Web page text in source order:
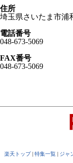
住所
埼玉県さいたま市浦
電話番号
048-673-5069
FAX番号
048-673-5069
楽天トップ| 特集一覧 | ジャ